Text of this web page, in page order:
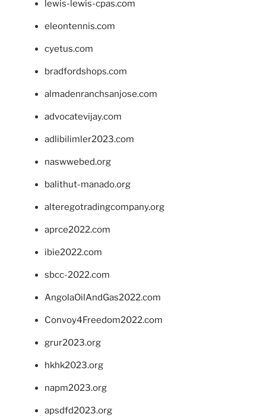
lewis-lewis-cpas.com
eleontennis.com
cyetus.com
bradfordshops.com
almadenranchsanjose.com
advocatevijay.com
adlibilimler2023.com
naswwebed.org
balithut-manado.org
alteregotradingcompany.org
aprce2022.com
ibie2022.com
sbcc-2022.com
AngolaOilAndGas2022.com
Convoy4Freedom2022.com
grur2023.org
hkhk2023.org
napm2023.org
apsdfd2023.org